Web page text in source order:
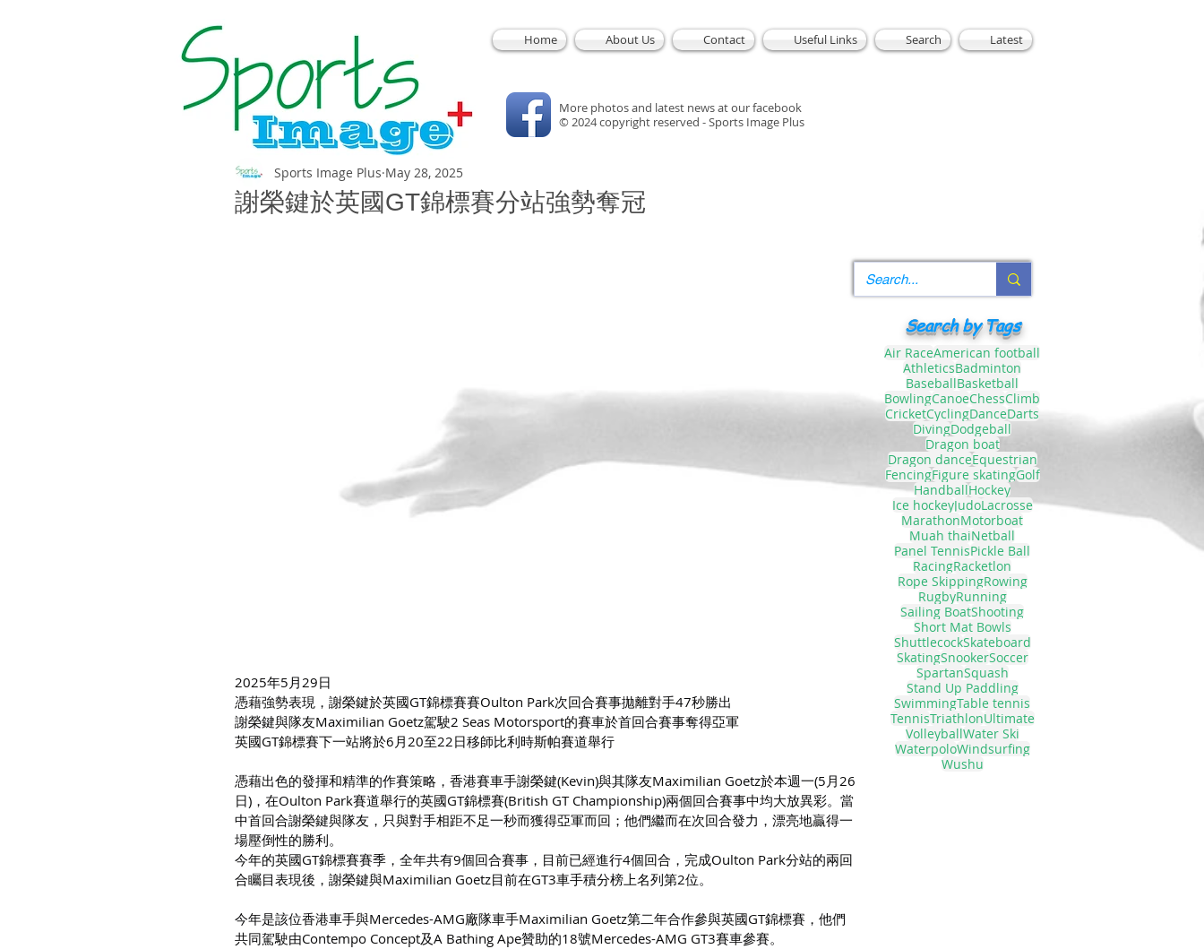
Home About Us Contact Useful Links Search Latest
More photos and latest news at our facebook
© 2024 copyright reserved - Sports Image Plus
Search by Tags
謝榮鍵於英國GT錦標賽分站強勢奪冠
Sports Image Plus May 28, 2025
2025年5月29日
憑藉強勢表現，謝榮鍵於英國GT錦標賽賽Oulton Park次回合賽事拋離對手47秒勝出
謝榮鍵與隊友Maximilian Goetz駕駛2 Seas Motorsport的賽車於首回合賽事奪得亞軍
英國GT錦標賽下一站將於6月20至22日移師比利時斯帕賽道舉行
憑藉出色的發揮和精準的作賽策略，香港賽車手謝榮鍵(Kevin)與其隊友Maximilian Goetz於本週一(5月26
日)，在Oulton Park賽道舉行的英國GT錦標賽(British GT Championship)兩個回合賽事中均大放異彩。當
中首回合謝榮鍵與隊友，只與對手相距不足一秒而獲得亞軍而回；他們繼而在次回合發力，漂亮地贏得一
場壓倒性的勝利。
今年的英國GT錦標賽賽季，全年共有9個回合賽事，目前已經進行4個回合，完成Oulton Park分站的兩回
合矚目表現後，謝榮鍵與Maximilian Goetz目前在GT3車手積分榜上名列第2位。
今年是該位香港車手與Mercedes-AMG廠隊車手Maximilian Goetz第二年合作參與英國GT錦標賽，他們
共同駕駛由Contempo Concept及A Bathing Ape贊助的18號Mercedes-AMG GT3賽車參賽。
Air RaceAmerican football
AthleticsBadminton
BaseballBasketball
BowlingCanoeChessClimb
CricketCyclingDanceDarts
DivingDodgeball
Dragon boat
Dragon danceEquestrian
FencingFigure skatingGolf
HandballHockey
Ice hockeyJudoLacrosse
MarathonMotorboat
Muah thaiNetball
Panel TennisPickle Ball
RacingRacketlon
Rope SkippingRowing
RugbyRunning
Sailing BoatShooting
Short Mat Bowls
ShuttlecockSkateboard
SkatingSnookerSoccer
SpartanSquash
Stand Up Paddling
SwimmingTable tennis
TennisTriathlonUltimate
VolleyballWater Ski
WaterpoloWindsurfing
Wushu